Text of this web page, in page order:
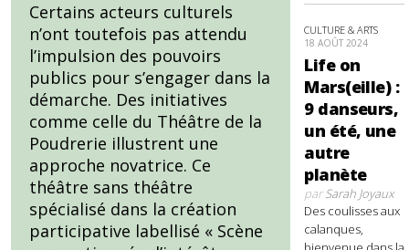
Certains acteurs culturels
n’ont toutefois pas attendu
l’impulsion des pouvoirs
publics pour s’engager dans la
démarche. Des initiatives
comme celle du Théâtre de la
Poudrerie illustrent une
approche novatrice. Ce
théâtre sans théâtre
spécialisé dans la création
participative labellisé « Scène
CULTURE & ARTS
18 AOÛT 2024
Life on
Mars(eille) :
9 danseurs,
un été, une
autre
planète
parSarah Joyaux
Des coulisses aux
calanques,